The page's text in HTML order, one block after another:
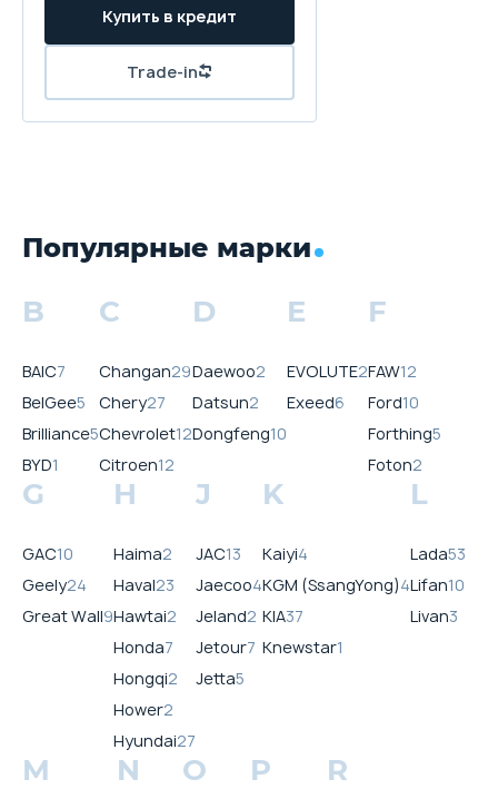
Купить в кредит
Trade-in
Популярные марки
B
BAIC7
BelGee5
Brilliance5
BYD1
C
Changan29
Chery27
Chevrolet12
Citroen12
D
Daewoo2
Datsun2
Dongfeng10
E
EVOLUTE2
Exeed6
F
FAW12
Ford10
Forthing5
Foton2
G
GAC10
Geely24
Great Wall9
H
Haima2
Haval23
Hawtai2
Honda7
Hongqi2
Hower2
Hyundai27
J
JAC13
Jaecoo4
Jeland2
Jetour7
Jetta5
K
Kaiyi4
KGM (SsangYong)4
KIA37
Knewstar1
L
Lada53
Lifan10
Livan3
M N O P R